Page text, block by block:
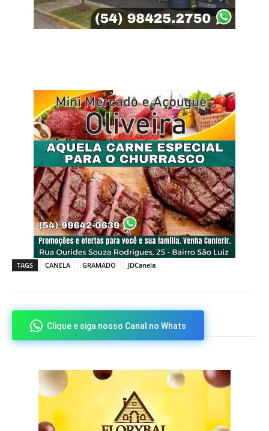
TAGS CANELA GRAMADO JDCanela
Clique e siga nosso Canal no Whats